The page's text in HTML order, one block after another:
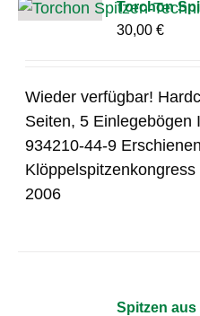
Torchon
30,00€
Wieder verfügbar!
Seiten, 5 Einlegebögen
934210-44-9
Klöppelspitzenkongress
2006
Spitzen